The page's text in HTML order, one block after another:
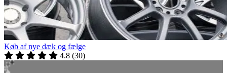
Køb af nye dæk og fælge
4.8 (30)